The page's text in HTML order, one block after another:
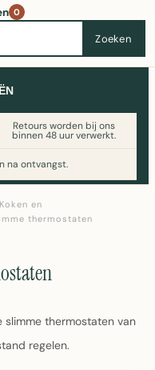
Zoeken
0
Retours worden bij ons
binnen 48 uur verwerkt.
na ontvangst.
alle prijzen op
en
thermostaten
slimme thermostaten van
regelen.